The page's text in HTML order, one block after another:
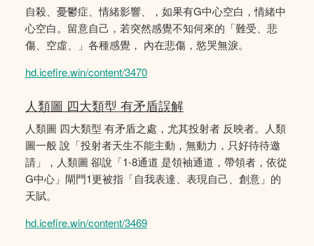
自殺、憂鬱症、情緒影響、，如果有G中心空白，情緒中
心空白。留意自己，若突然感覺不知何來的「難受、悲
傷、空虛、」各種感覺， 內在悲傷，慾哭無淚。
hd.icefire.win/content/3470
人類圖 四大類型 有矛盾誤解
人類圖 四大類型 有矛盾之處，尤其投射者 反映者。人類
圖一般 說「投射者天生不能主動，無動力，只好待待邀
請」，人類圖 卻說「1-8通道 是領袖通道，帶領者，依從
G中心」閘門1更被指「自我表達、表現自己、創意」的
天賦。
hd.icefire.win/content/3469